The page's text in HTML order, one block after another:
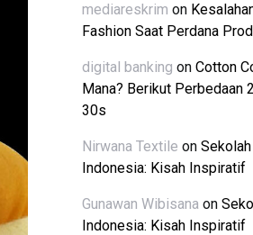
mediareskrim on
Fashion Saat Perdana
digital banking on Cotton
Mana? Berikut Perbedaan
30s
Nirwana Textile on
Indonesia: Kisah Inspiratif
Gunawan Wibisana on
Indonesia: Kisah Inspiratif